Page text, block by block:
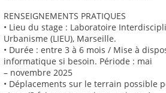
RENSEIGNEMENTS PRATIQUES
• Lieu du stage : Laboratoire
Urbanisme (LIEU), Marseille.
• Durée : entre 3 à 6 mois / Mise à
informatique si besoin. Période : mai
– novembre 2025
• Déplacements sur le terrain possible